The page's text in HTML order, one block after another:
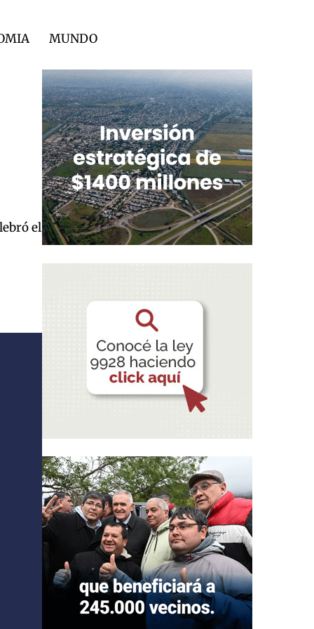
MUNDO
el